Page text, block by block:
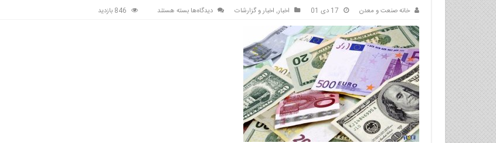
خانه صنعت و معدن 17 دی 01 اخبار, اخبار و گزارشات دیدگاه‌ها برای
بسته هستند 846 بازدید